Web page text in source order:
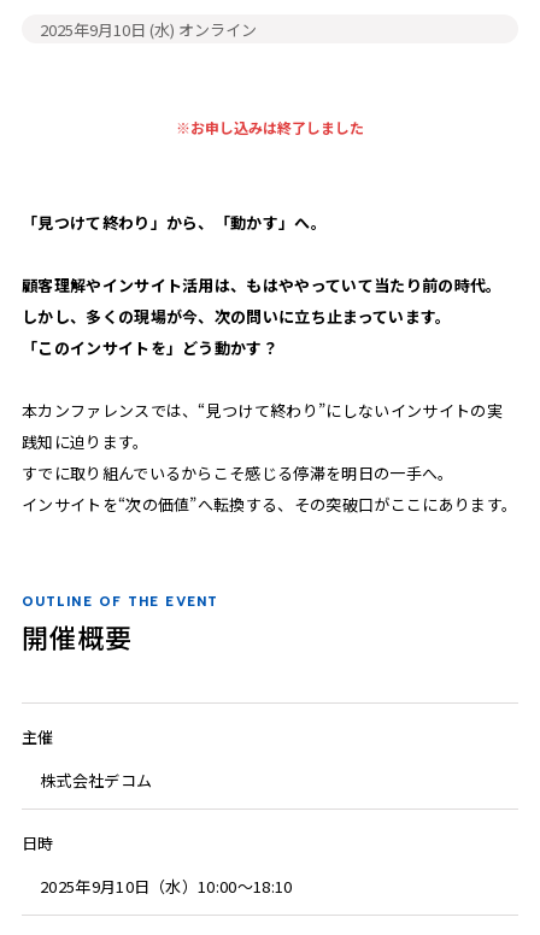
2025年9月10日 (水) オンライン
※お申し込みは終了しました
「見つけて終わり」から、「動かす」へ。
顧客理解やインサイト活用は、もはややっていて当たり前の時代。
しかし、多くの現場が今、次の問いに立ち止まっています。
「このインサイトを」どう動かす？
本カンファレンスでは、“見つけて終わり”にしないインサイトの実
践知に迫ります。
すでに取り組んでいるからこそ感じる停滞を明日の一手へ。
インサイトを“次の価値”へ転換する、その突破口がここにあります。
OUTLINE OF THE EVENT
開催概要
主催
株式会社デコム
日時
2025年9月10日（水）10:00〜18:10